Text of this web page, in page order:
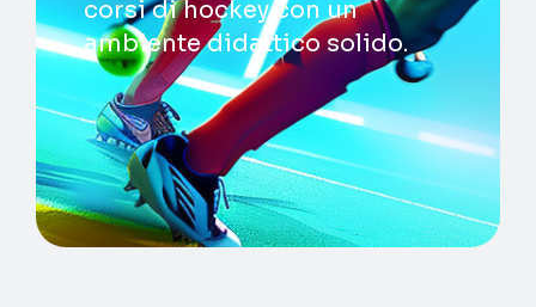
corsi di hockey con un
ambiente didattico solido.